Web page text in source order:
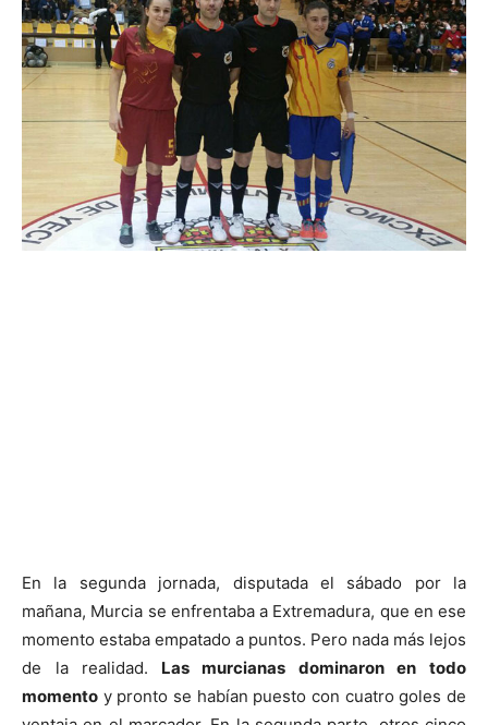
En la segunda jornada, disputada el sábado por la
mañana, Murcia se enfrentaba a Extremadura, que en ese
momento estaba empatado a puntos. Pero nada más lejos
de la realidad. Las murcianas dominaron en todo
momento y pronto se habían puesto con cuatro goles de